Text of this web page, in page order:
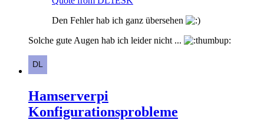
Den Fehler hab ich ganz übersehen
Solche gute Augen hab ich leider nicht ...
Hamserverpi
Konfigurationsprobleme